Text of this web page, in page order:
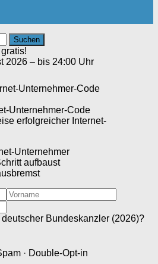
2026 – bis 24:00 Uhr
Unternehmer-Code
erfolgreicher Internet-
Unternehmer
aufbaust
Bundeskanzler (2026)?
· Double-Opt-in